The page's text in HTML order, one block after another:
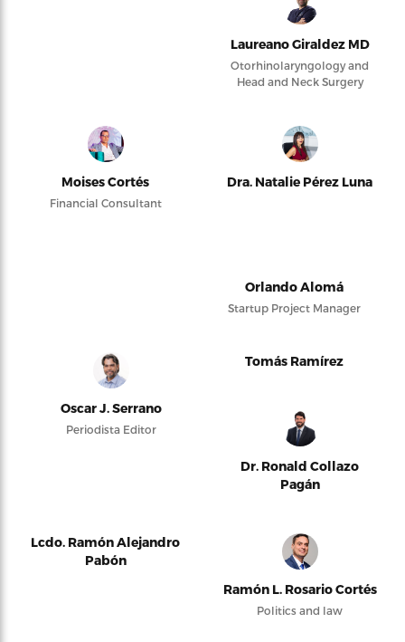
Laureano Giraldez MD
Otorhinolaryngology and
Head and Neck Surgery
Moises Cortés
Financial Consultant
Dra. Natalie Pérez Luna
Orlando Alomá
Startup Project Manager
Oscar J. Serrano
Periodista Editor
Tomás Ramírez
Dr. Ronald Collazo
Pagán
Lcdo. Ramón Alejandro
Pabón
Ramón L. Rosario Cortés
Politics and law